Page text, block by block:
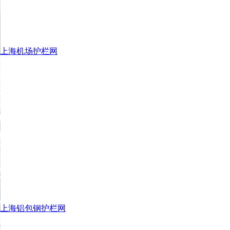
上海机场护栏网
上海铝包钢护栏网